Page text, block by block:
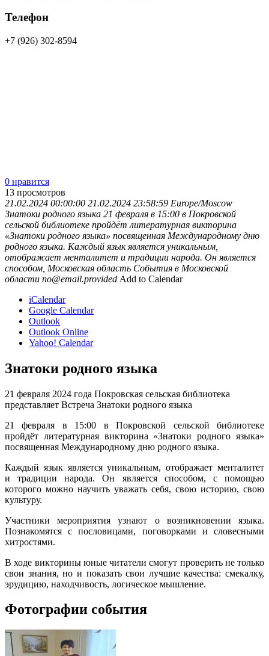
Телефон
+7 (926) 302-8594
0 нравится
13 просмотров
21.02.2024 00:00:00 21.02.2024 23:58:59 Europe/Moscow
Знатоки родного языка 21 февраля в 15:00 в Покровской
сельской библиотеке пройдёт литературная викторина
«Знатоки родного языка» посвященная Международному дню
родного языка. Каждый язык является уникальным,
отображает менталитет и традиции народа. Он является
способом, Московская область События в Московской
области no@email.provided Add to Calendar
iCalendar
Google Calendar
Outlook
Outlook Online
Yahoo! Calendar
Знатоки родного языка
21 февраля 2024 года Покровская сельская библиотека
представляет Встреча Знатоки родного языка
21 февраля в 15:00 в Покровской сельской библиотеке
пройдёт литературная викторина «Знатоки родного языка»
посвященная Международному дню родного языка.
Каждый язык является уникальным, отображает менталитет
и традиции народа. Он является способом, с помощью
которого можно научить уважать себя, свою историю, свою
культуру.
Участники мероприятия узнают о возникновении языка.
Познакомятся с пословицами, поговорками и словесными
хитростями.
В ходе викторины юные читатели смогут проверить не только
свои знания, но и показать свои лучшие качества: смекалку,
эрудицию, находчивость, логическое мышление.
Фотографии события